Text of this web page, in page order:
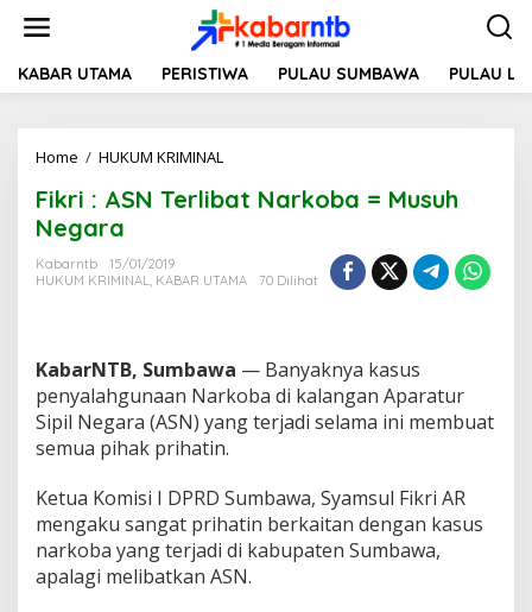
t
KABAR UTAMA PERISTIWA PULAU SUMBAWA PULAU
Home / HUKUM KRIMINAL
k
A
e
r
l
i
b
t
N
a
r
k
Fikri : ASN Terlibat Narkoba = Musuh
Negara
Kabarntb
15/01/2019
HUKUM KRIMINAL, KABAR UTAMA 70 Dilihat
KabarNTB, Sumbawa — Banyaknya kasus
penyalahgunaan Narkoba di kalangan Aparatur
Sipil Negara (ASN) yang terjadi selama ini membuat
semua pihak prihatin.
Ketua Komisi I DPRD Sumbawa, Syamsul Fikri AR
mengaku sangat prihatin berkaitan dengan kasus
narkoba yang terjadi di kabupaten Sumbawa,
apalagi melibatkan ASN.